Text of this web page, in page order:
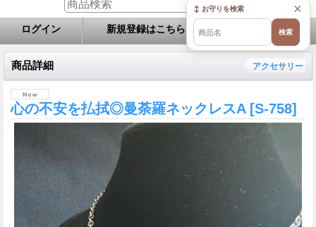
ログイン 新規登録はこちら お問い合せ
商品詳細 アクセサリー
心の不安を払拭◎曼荼羅ネックレスA [S-758]
×
↕ お守りを検索
検索